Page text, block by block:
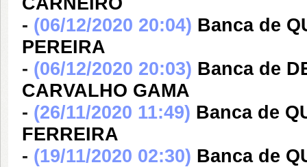
- (06/12/2020 20:04) Banca de
PEREIRA
- (06/12/2020 20:03) Banca de
CARVALHO GAMA
- (26/11/2020 11:49) Banca de
FERREIRA
- (19/11/2020 02:30) Banca de